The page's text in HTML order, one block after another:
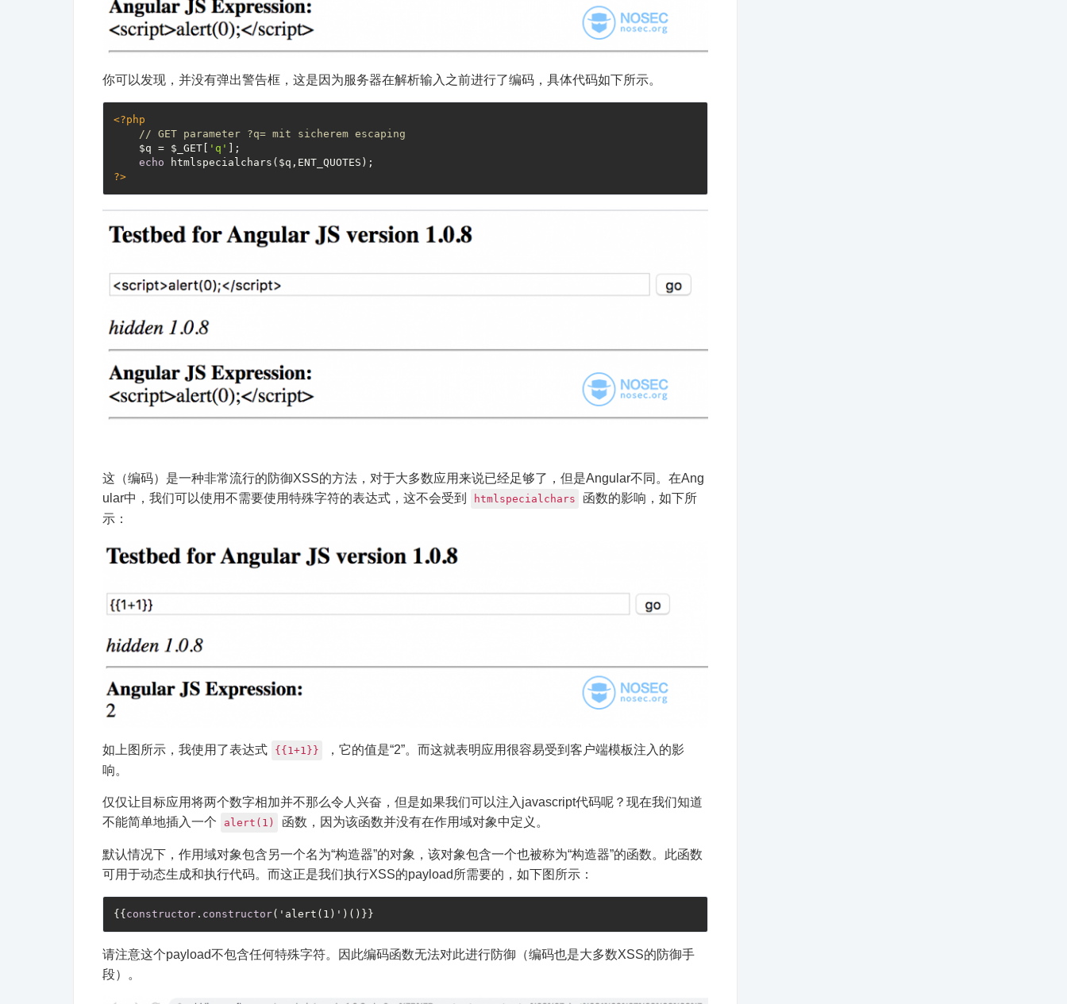
你可以发现，并没有弹出警告框，这是因为服务器在解析输入之前进行了编码，具体代码如下所示。
<?php
// GET parameter ?q= mit sicherem escaping
    $q = $_GET[
'q'
];
echo
?>
这（编码）是一种非常流行的防御XSS的方法，对于大多数应用来说已经足够了，但是Angular不同。在Ang
ular中，我们可以使用不需要使用特殊字符的表达式，这不会受到
htmlspecialchars
函数的影响，如下所
示：
如上图所示，我使用了表达式 {{1+1}}
，它的值是“2”。而这就表明应用很容易受到客户端模板注入的影
响。
仅仅让目标应用将两个数字相加并不那么令人兴奋，但是如果我们可以注入javascript代码呢？现在我们知道
不能简单地插入一个
alert(1) 函数，因为该函数并没有在作用域对象中定义。
默认情况下，作用域对象包含另一个名为“构造器”的对象，该对象包含一个也被称为“构造器”的函数。此函数
可用于动态生成和执行代码。而这正是我们执行XSS的payload所需要的，如下图所示：
{{ constructor . constructor
请注意这个payload不包含任何特殊字符。因此编码函数无法对此进行防御（编码也是大多数XSS的防御手
段）。